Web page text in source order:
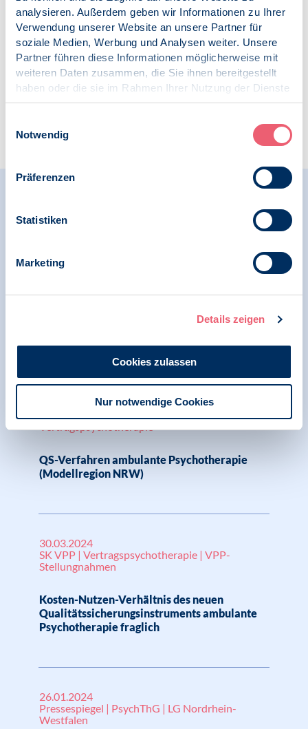
analysieren. Außerdem geben wir Informationen zu Ihrer
Verwendung unserer Website an unsere Partner für
soziale Medien, Werbung und Analysen weiter. Unsere
Partner führen diese Informationen möglicherweise mit
weiteren Daten zusammen, die Sie ihnen bereitgestellt
haben oder die sie im Rahmen Ihrer Nutzung der Dienste
gesammelt haben.
Notwendig
Präferenzen
Statistiken
Marketing
Details zeigen
Cookies zulassen
Nur notwendige Cookies
Schlagworte:
VPP
Psychotherapie
Zur Übersicht
29.09.2024
SK VPP
Erprobungsverfahren ambulante
SK VPP | Ambulante Versorgung |
Vertragspsychotherapie
QS-Verfahren ambulante Psychotherapie
(Modellregion NRW)
30.03.2024
SK VPP | Vertragspsychotherapie | VPP-
Stellungnahmen
Kosten-Nutzen-Verhältnis des neuen
Qualitätssicherungsinstruments ambulante
Psychotherapie fraglich
26.01.2024
Pressespiegel | PsychThG | LG Nordrhein-
Westfalen